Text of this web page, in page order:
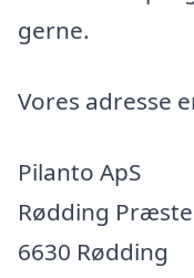
gerne.
Vores adresse
Pilanto ApS
Rødding
6630 Rødding